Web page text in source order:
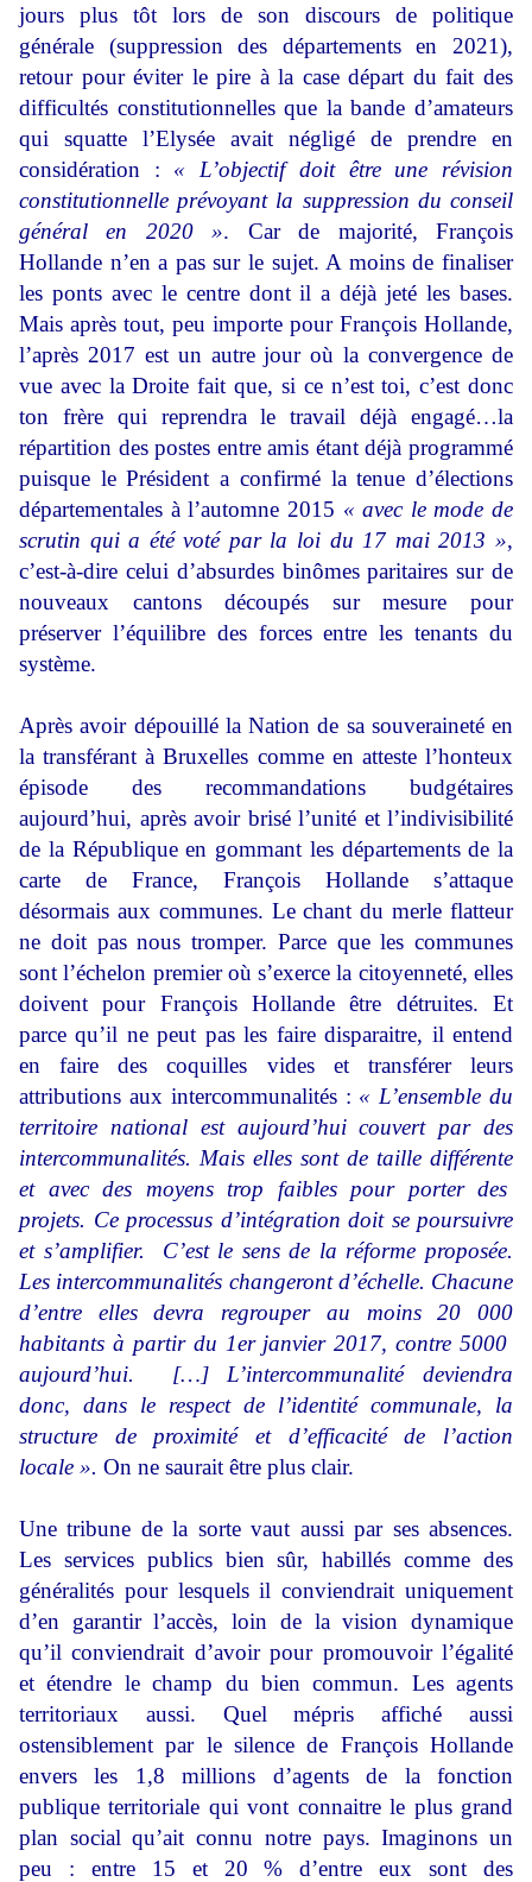
jours plus tôt lors de son discours de politique
générale (suppression des départements en 2021),
retour pour éviter le pire à la case départ du fait des
difficultés constitutionnelles que la bande d’amateurs
qui squatte l’Elysée avait négligé de prendre en
considération : « L’objectif doit être une révision
constitutionnelle prévoyant la suppression du conseil
général en 2020 ». Car de majorité, François
Hollande n’en a pas sur le sujet. A moins de finaliser
les ponts avec le centre dont il a déjà jeté les bases.
Mais après tout, peu importe pour François Hollande,
l’après 2017 est un autre jour où la convergence de
vue avec la Droite fait que, si ce n’est toi, c’est donc
ton frère qui reprendra le travail déjà engagé…la
répartition des postes entre amis étant déjà programmé
puisque le Président a confirmé la tenue d’élections
départementales à l’automne 2015 « avec le mode de
scrutin qui a été voté par la loi du 17 mai 2013 »,
c’est-à-dire celui d’absurdes binômes paritaires sur de
nouveaux cantons découpés sur mesure pour
préserver l’équilibre des forces entre les tenants du
système.
Après avoir dépouillé la Nation de sa souveraineté en
la transférant à Bruxelles comme en atteste l’honteux
épisode des recommandations budgétaires
aujourd’hui, après avoir brisé l’unité et l’indivisibilité
de la République en gommant les départements de la
carte de France, François Hollande s’attaque
désormais aux communes. Le chant du merle flatteur
ne doit pas nous tromper. Parce que les communes
sont l’échelon premier où s’exerce la citoyenneté, elles
doivent pour François Hollande être détruites. Et
parce qu’il ne peut pas les faire disparaitre, il entend
en faire des coquilles vides et transférer leurs
attributions aux intercommunalités : « L’ensemble du
territoire national est aujourd’hui couvert par des
intercommunalités. Mais elles sont de taille différente
et avec des moyens trop faibles pour porter des
projets. Ce processus d’intégration doit se poursuivre
et s’amplifier. C’est le sens de la réforme proposée.
Les intercommunalités changeront d’échelle. Chacune
d’entre elles devra regrouper au moins 20 000
habitants à partir du 1er janvier 2017, contre 5000
aujourd’hui. […] L’intercommunalité deviendra
donc, dans le respect de l’identité communale, la
structure de proximité et d’efficacité de l’action
locale ». On ne saurait être plus clair.
Une tribune de la sorte vaut aussi par ses absences.
Les services publics bien sûr, habillés comme des
généralités pour lesquels il conviendrait uniquement
d’en garantir l’accès, loin de la vision dynamique
qu’il conviendrait d’avoir pour promouvoir l’égalité
et étendre le champ du bien commun. Les agents
territoriaux aussi. Quel mépris affiché aussi
ostensiblement par le silence de François Hollande
envers les 1,8 millions d’agents de la fonction
publique territoriale qui vont connaitre le plus grand
plan social qu’ait connu notre pays. Imaginons un
peu : entre 15 et 20 % d’entre eux sont des